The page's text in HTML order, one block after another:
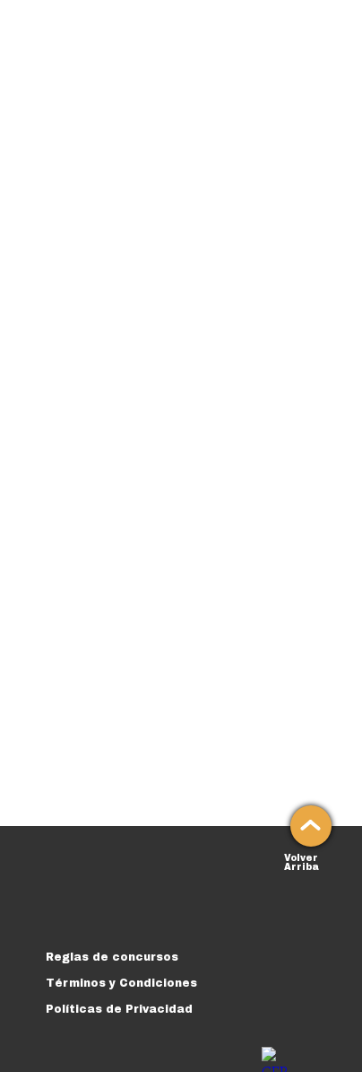
Volver
Arriba
Reglas de concursos
Términos y Condiciones
Políticas de Privacidad